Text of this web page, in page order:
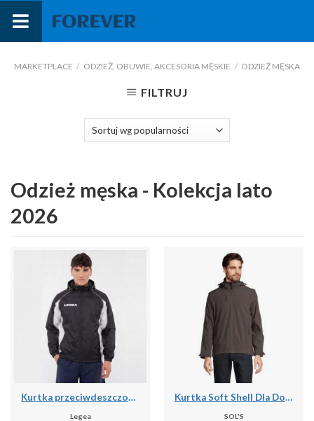
treści
MARKETPLACE / ODZIEŻ, OBUWIE, AKCESORIA MĘSKIE / ODZIEŻ MĘSKA
FILTRUJ
Odzież męska - Kolekcja lato
2026
Kurtka przeciwdeszczowa Storm dla mężczyzn do biegania czarno-biała
Legea
Kurtka Soft Shell Dla Dorosłych Unisex Falcon 3 W 1
SOL'S